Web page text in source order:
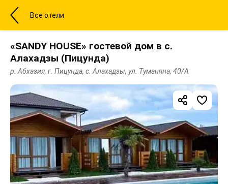
Все отели
«SANDY HOUSE» гостевой дом в с.
Алахадзы (Пицунда)
р. Абхазия, г. Пицунда, с. Алахадзы, ул. Туманяна, 40/А